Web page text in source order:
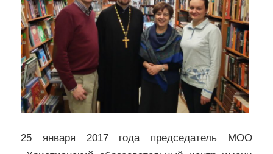
25 января 2017 года председатель МОО